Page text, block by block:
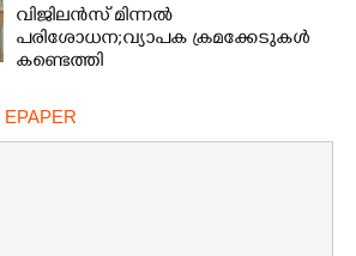
വിജിലൻസ് മിന്നൽ
പരിശോധന; വ്യാപക ക്രമക്കേടുകൾ
കണ്ടെത്തി
EPAPER